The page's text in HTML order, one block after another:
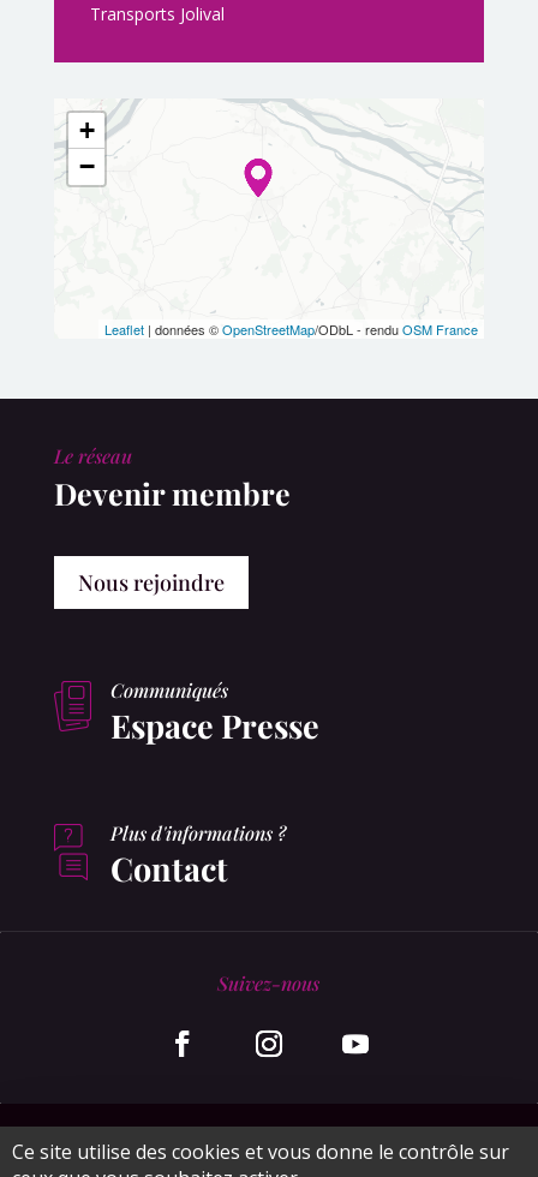
Transports Jolival
+
−
Leaflet | données ©OpenStreetMap/ODbL - renduOSM France
Le réseau
Devenir membre
Nous rejoindre
Communiqués
Espace Presse
Plus d'informations ?
Contact
Suivez-nous
© MonaGraphic 2020
Ce site utilise des cookies et vous donne le contrôle sur